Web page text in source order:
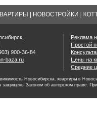
НОВОСТРОЙКИ
900-36-84
baza.ru
Реклама
Простой
Цены на
Средние
Новосибирска, квартиры в
защищены Законом об авторском праве.